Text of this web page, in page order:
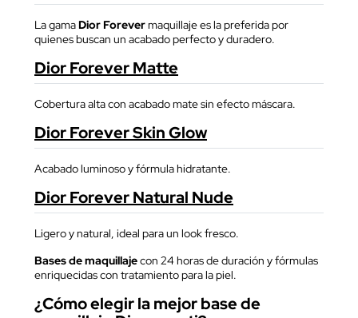
La gamaDior Forevermaquillaje es la preferida por
quienes buscan un acabado perfecto y duradero.
Dior Forever Matte
Cobertura alta con acabado mate sin efecto máscara.
Dior Forever Skin Glow
Acabado luminoso y fórmula hidratante.
Dior Forever Natural Nude
Ligero y natural, ideal para un look fresco.
Bases de maquillajecon 24 horas de duración y fórmulas
enriquecidas con tratamiento para la piel.
¿Cómo elegir la mejor base de